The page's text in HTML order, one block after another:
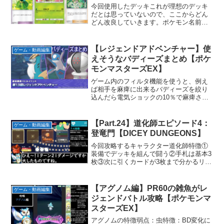
今回使用したデッキこれが理想のデッキ
だとは思っていないので、ここからどん
どん改良していきます。ポケモン名前枚
ッズとサポート名前枚数モンスターボー
ル2リーフマン...
ゲーム・動画編集
【レジェンドアドベンチャー】使
えそうなバディーズまとめ【ポケ
モンマスターズEX】
ゲーム内のフィルタ機能を使うと、例え
ば相手を麻痺に出来るバディーズを絞り
込んだら電気ショックの10％で麻痺させ
的なバディーズをまとめてみました。
※✓マークは編成で使用済...
ゲーム・動画編集
【Part.24】道化師エピソード4：
登竜門【DICEY DUNGEONS】
今回攻略するキャラクター道化師特徴①
装備でデッキを組んで闘う②手札は基本3
枚③次に引くカードが3枚まで分かるリミ
エピソード4：登竜門このエピソードの追
加ルール①敵のHP...
ゲーム・動画編集
【アグノム編】PR60の雑魚がレ
ジェンドバトル攻略【ポケモンマ
スターズEX】
アグノムの特徴弱点：虫特徴：BD変化に